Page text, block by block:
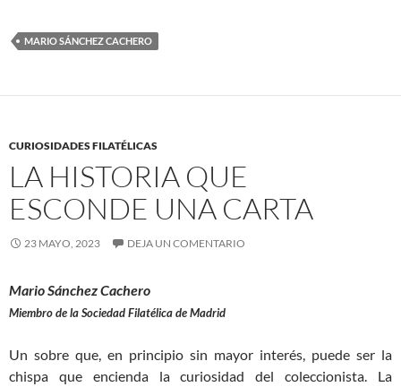
MARIO SÁNCHEZ CACHERO
CURIOSIDADES FILATÉLICAS
LA HISTORIA QUE
ESCONDE UNA CARTA
23 MAYO, 2023 DEJA UN COMENTARIO
Mario Sánchez Cachero
Miembro de la Sociedad Filatélica de Madrid
Un sobre que, en principio sin mayor interés, puede ser la
chispa que encienda la curiosidad del coleccionista. La